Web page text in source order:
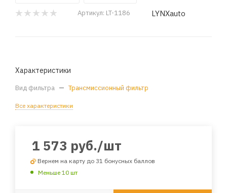
Артикул: LT-1186 LYNXauto
Характеристики
Вид фильтра — Трансмиссионный фильтр
Все характеристики
1 573 руб./шт
Вернем на карту до 31 бонусных баллов
Меньше 10 шт